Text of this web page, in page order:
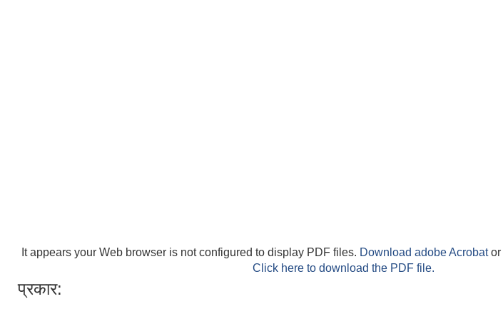
It appears your Web browser is not configured to display PDF files. Download adobe Acrobator
Click here to download the PDF file.
प्रकार: